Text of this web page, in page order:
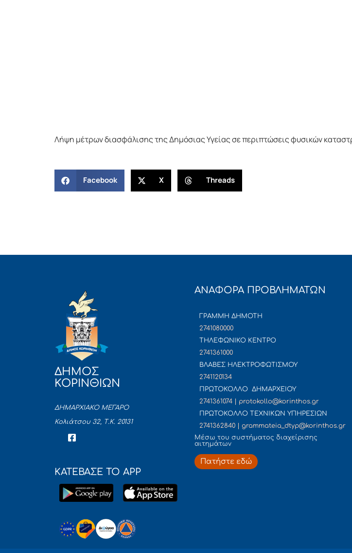
Λήψη μέτρων διασφάλισης της Δημόσιας Υγείας σε περιπτώσεις φυσικών
Facebook X Threads
ΔΗΜΟΣ
ΚΟΡΙΝΘΙΩΝ
ΔΗΜΑΡΧΙΑΚΟ ΜΕΓΑΡΟ
Κολιάτσου 32, Τ.Κ. 20131
ΚΑΤΕΒΑΣΕ ΤΟ APP
ΑΝΑΦΟΡΑ ΠΡΟΒΛΗΜΑΤΩΝ
ΓΡΑΜΜΗ ΔΗΜΟΤΗ
2741080000
ΤΗΛΕΦΩΝΙΚΟ ΚΕΝΤΡΟ
2741361000
ΒΛΑΒΕΣ ΗΛΕΚΤΡΟΦΩΤΙΣΜΟΥ
2741120134
ΠΡΩΤΟΚΟΛΛΟ ΔΗΜΑΡΧΕΙΟΥ
2741361074 | protokollo@korinthos.gr
ΠΡΩΤΟΚΟΛΛΟ ΤΕΧΝΙΚΩΝ ΥΠΗΡΕΣΙΩΝ
2741362840 | grammateia_dtyp@korinthos.gr
Mέσω του συστήματος διαχείρισης
αιτημάτων
Πατήστε εδώ